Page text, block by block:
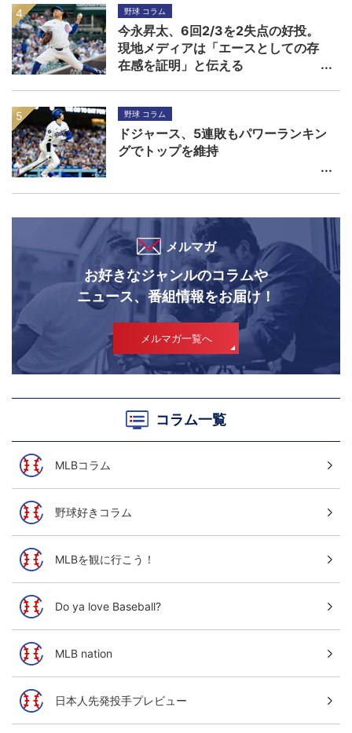
野球 コラム
今永昇太、6回2/3を2失点の好投。
現地メディアは「エースとしての存
在感を証明」と伝える
野球 コラム
ドジャース、5連敗もパワーランキン
グでトップを維持
メルマガ
お好きなジャンルのコラムや
ニュース、番組情報をお届け！
メルマガ一覧へ
コラム一覧
MLBコラム
野球好きコラム
MLBを観に行こう！
Do ya love Baseball?
MLB nation
日本人先発投手プレビュー